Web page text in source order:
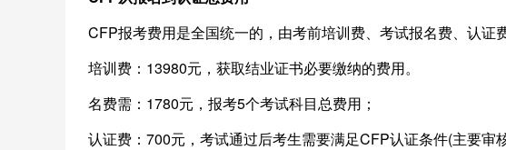
CFP报考费用是全国统一的，由考前培训费、考试报名费、认证
培训费：13980元，获取结业证书必要缴纳的费用。
名费需：1780元，报考5个考试科目总费用；
认证费：700元，考试通过后考生需要满足CFP认证条件(主要审